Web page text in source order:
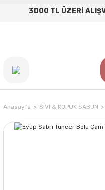
3000 TL ÜZERİ
Anasayfa SIVI & KÖPÜK SABUN